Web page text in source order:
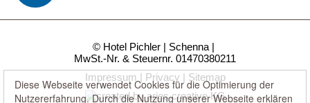
Diese Webseite verwendet Cookies für die Optimierung der
Nutzererfahrung. Durch die Nutzung unserer Webseite erklären
© Hotel Pichler
Schenna
MwSt.-Nr. & Steuernr. 01470380211
Impressum
Privacy Sitemap